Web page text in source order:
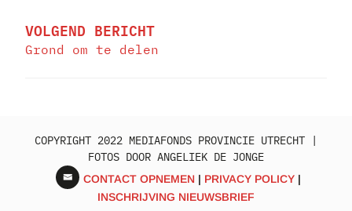
VOLGEND BERICHT
Grond om te delen
COPYRIGHT 2022 MEDIAFONDS PROVINCIE UTRECHT |
FOTOS DOOR ANGELIEK DE JONGE
CONTACT OPNEMEN
PRIVACY POLICY
INSCHRIJVING NIEUWSBRIEF